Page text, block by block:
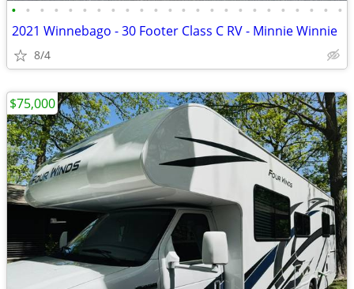
• • • • • • • • • • • • • • • • • • • • • • • •
2021 Winnebago - 30 Footer Class C RV - Minnie Winnie
8/4
$75,000